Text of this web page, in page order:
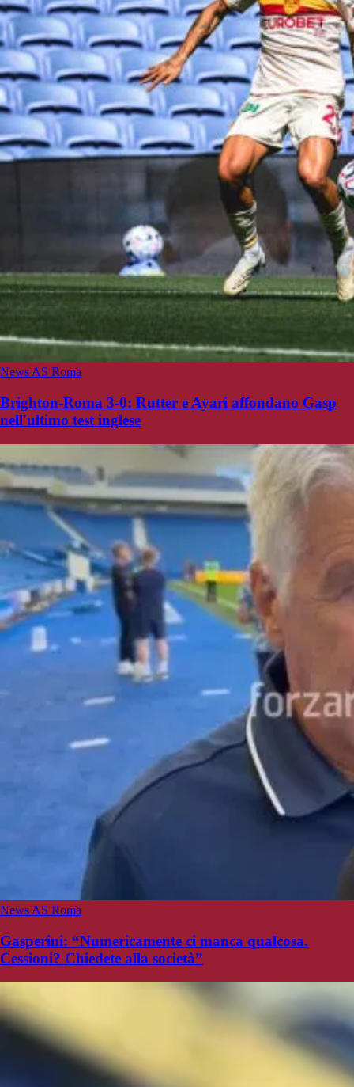
News AS Roma
Brighton-Roma 3-0: Rutter e Ayari affondano Gasp
nell'ultimo test inglese
News AS Roma
Gasperini: “Numericamente ci manca qualcosa.
Cessioni? Chiedete alla società”